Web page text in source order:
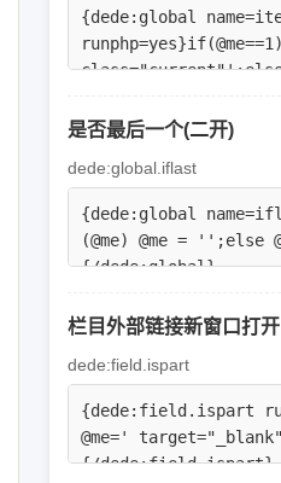
是否最后一个(二开)
dede:global.iflast
栏目外部链接新窗口打开
dede:field.ispart